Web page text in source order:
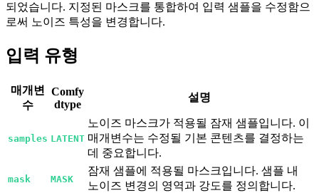
되었습니다. 지정된 마스크를 통합하여 입력 샘플을 수정함으
로써 노이즈 특성을 변경합니다.
입력 유형
매개변
수
Comfy
dtype
설명
samples LATENT
노이즈 마스크가 적용될 잠재 샘플입니다. 이
매개변수는 수정될 기본 콘텐츠를 결정하는
데 중요합니다.
mask MASK
잠재 샘플에 적용될 마스크입니다. 샘플 내
노이즈 변경의 영역과 강도를 정의합니다.